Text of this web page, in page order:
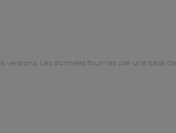
Les données fournies par une base de